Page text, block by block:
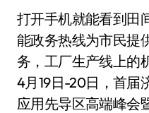
打开手机就能看到田
能政务热线为市民提
务，工厂生产线上的
4月19日-20日，首届
应用先导区高端峰会